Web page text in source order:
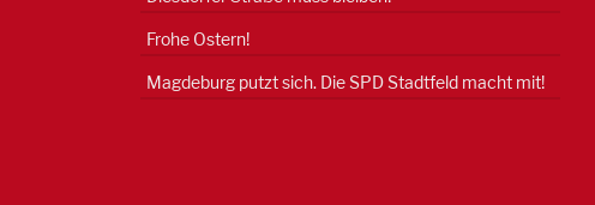
Frohe Ostern!
Magdeburg putzt sich. Die SPD Stadtfeld macht mit!